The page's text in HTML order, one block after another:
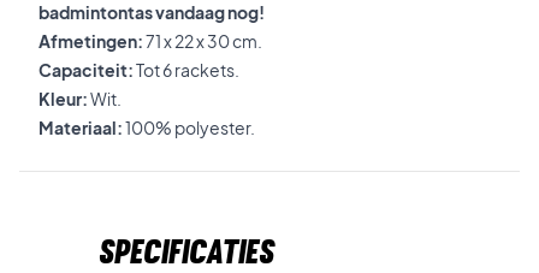
badmintontas vandaag nog!
Afmetingen:71 x 22 x 30 cm.
Capaciteit:Tot 6 rackets.
Kleur:Wit.
Materiaal:100% polyester.
Specificaties